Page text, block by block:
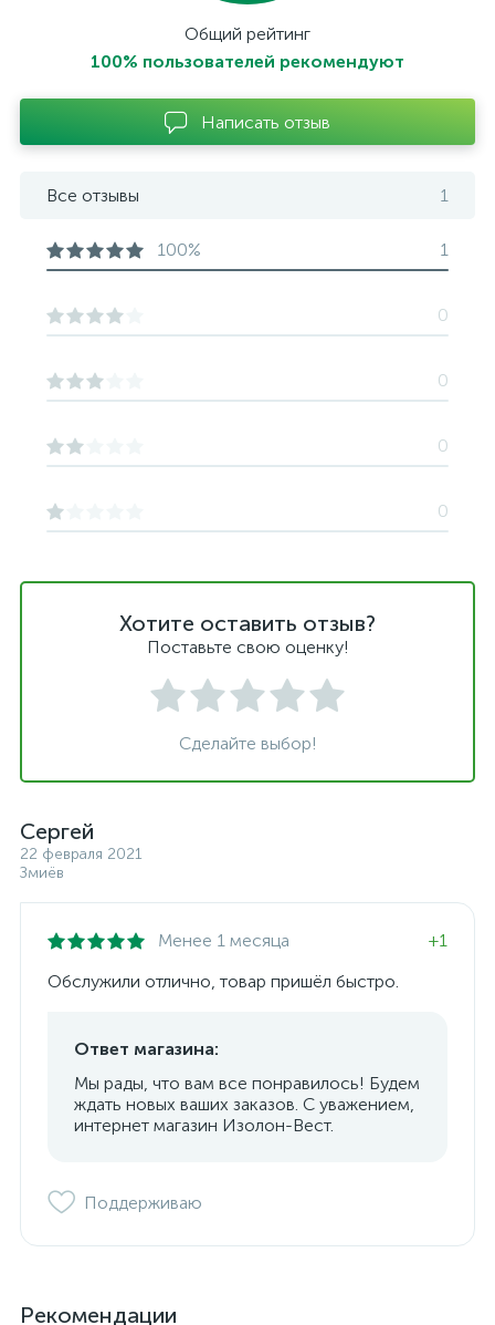
Хотите оставить отзыв?
Поставьте свою оценку!
Сделайте выбор!
Сергей
22 февраля 2021
Змиёв
Менее 1 месяца
+1
Обслужили отлично, товар пришёл быстро.
Ответ магазина:
Мы рады, что вам все понравилось! Будем
ждать новых ваших заказов. С уважением,
интернет магазин Изолон-Вест.
Поддерживаю
Общий рейтинг
100% пользователей рекомендуют
Написать отзыв
Все отзывы 1
100% 1
0
0
0
0
Рекомендации